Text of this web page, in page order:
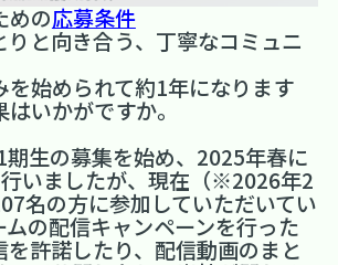
めの応募条件
りと向き合う、丁寧なコミュニ
を始められて約1年になります
いかがですか。
生の募集を始め、2025年春に
いましたが、現在（※2026年2
名の方に参加していただいてい
ムの配信キャンペーンを行った
を許諾したり、配信動画のまと